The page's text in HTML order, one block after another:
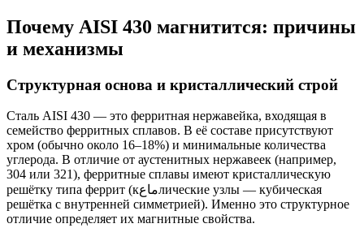
Почему AISI 430 магнитится: причины
и механизмы
Структурная основа и кристаллический строй
Сталь AISI 430 — это ферритная нержавейка, входящая в
семейство ферритных сплавов. В её составе присутствуют
хром (обычно около 16–18%) и минимальные количества
углерода. В отличие от аустенитных нержавеек (например,
304 или 321), ферритные сплавы имеют кристаллическую
решётку типа феррит (кماعлические узлы — кубическая
решётка с внутренней симметрией). Именно это структурное
отличие определяет их магнитные свойства.